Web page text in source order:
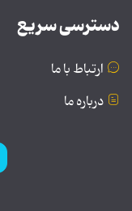
دسترسی سریع
ارتباط با ما
درباره ما